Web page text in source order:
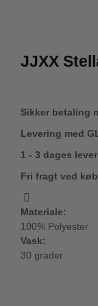
JJXX
Sikker betaling
Levering med
1 - 3 dages
Fri fragt ved
Materiale:
100% Polyester
Vask:
30 grader